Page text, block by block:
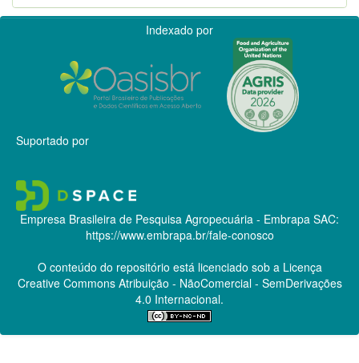
Indexado por
Suportado por
Empresa Brasileira de Pesquisa Agropecuária - Embrapa SAC:
https://www.embrapa.br/fale-conosco
O conteúdo do repositório está licenciado sob a Licença
Creative CommonsAtribuição - NãoComercial - SemDerivações
4.0 Internacional.